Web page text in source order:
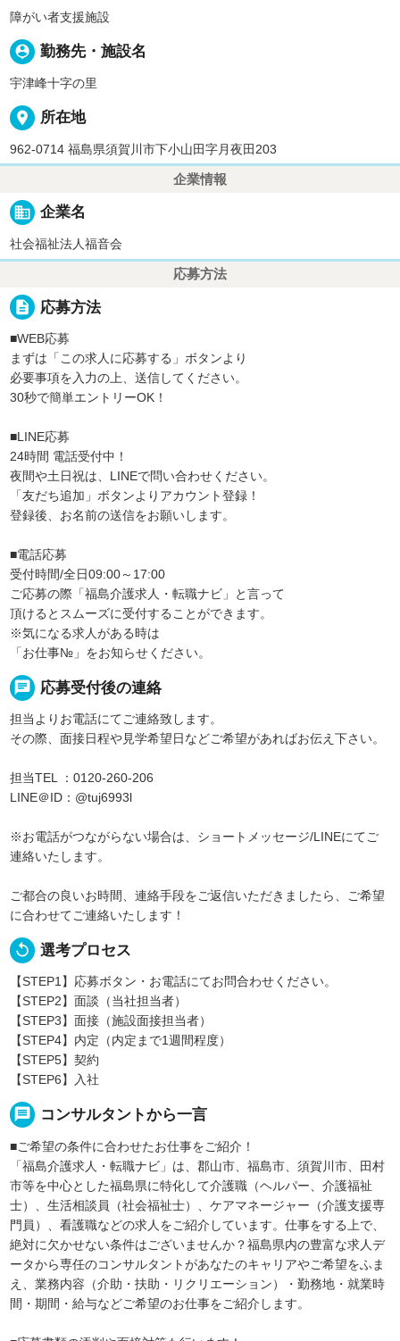
障がい者支援施設
person_pin 勤務先・施設名
宇津峰十字の里
place 所在地
962-0714 福島県須賀川市下小山田字月夜田203
企業情報
business 企業名
社会福祉法人福音会
応募方法
description 応募方法
■WEB応募
まずは「この求人に応募する」ボタンより
必要事項を入力の上、送信してください。
30秒で簡単エントリーOK！
■LINE応募
24時間 電話受付中！
夜間や土日祝は、LINEで問い合わせください。
「友だち追加」ボタンよりアカウント登録！
登録後、お名前の送信をお願いします。
■電話応募
受付時間/全日09:00～17:00
ご応募の際「福島介護求人・転職ナビ」と言って
頂けるとスムーズに受付することができます。
※気になる求人がある時は
「お仕事№」をお知らせください。
chat 応募受付後の連絡
担当よりお電話にてご連絡致します。
その際、面接日程や見学希望日などご希望があればお伝え下さい。
担当TEL ：0120-260-206
LINE＠ID：@tuj6993l
※お電話がつながらない場合は、ショートメッセージ/LINEにてご
連絡いたします。
ご都合の良いお時間、連絡手段をご返信いただきましたら、ご希望
に合わせてご連絡いたします！
replay 選考プロセス
【STEP1】応募ボタン・お電話にてお問合わせください。
【STEP2】面談（当社担当者）
【STEP3】面接（施設面接担当者）
【STEP4】内定（内定まで1週間程度）
【STEP5】契約
【STEP6】入社
message コンサルタントから一言
■ご希望の条件に合わせたお仕事をご紹介！
「福島介護求人・転職ナビ」は、郡山市、福島市、須賀川市、田村
市等を中心とした福島県に特化して介護職（ヘルパー、介護福祉
士）、生活相談員（社会福祉士）、ケアマネージャー（介護支援専
門員）、看護職などの求人をご紹介しています。仕事をする上で、
絶対に欠かせない条件はございませんか？福島県内の豊富な求人デ
ータから専任のコンサルタントがあなたのキャリアやご希望をふま
え、業務内容（介助・扶助・リクリエーション）・勤務地・就業時
間・期間・給与などご希望のお仕事をご紹介します。